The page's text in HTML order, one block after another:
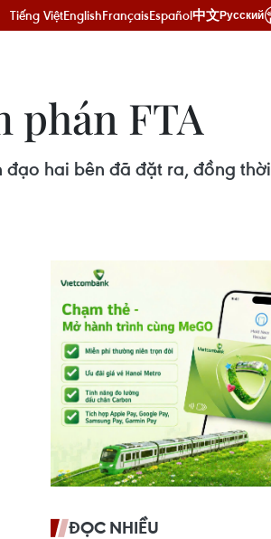
Tiếng ViệtEnglishFrançaisEspañol中文Русский
phán FTA
đạo hai bên đã đặt ra, đồng thời
ĐỌC NHIỀU